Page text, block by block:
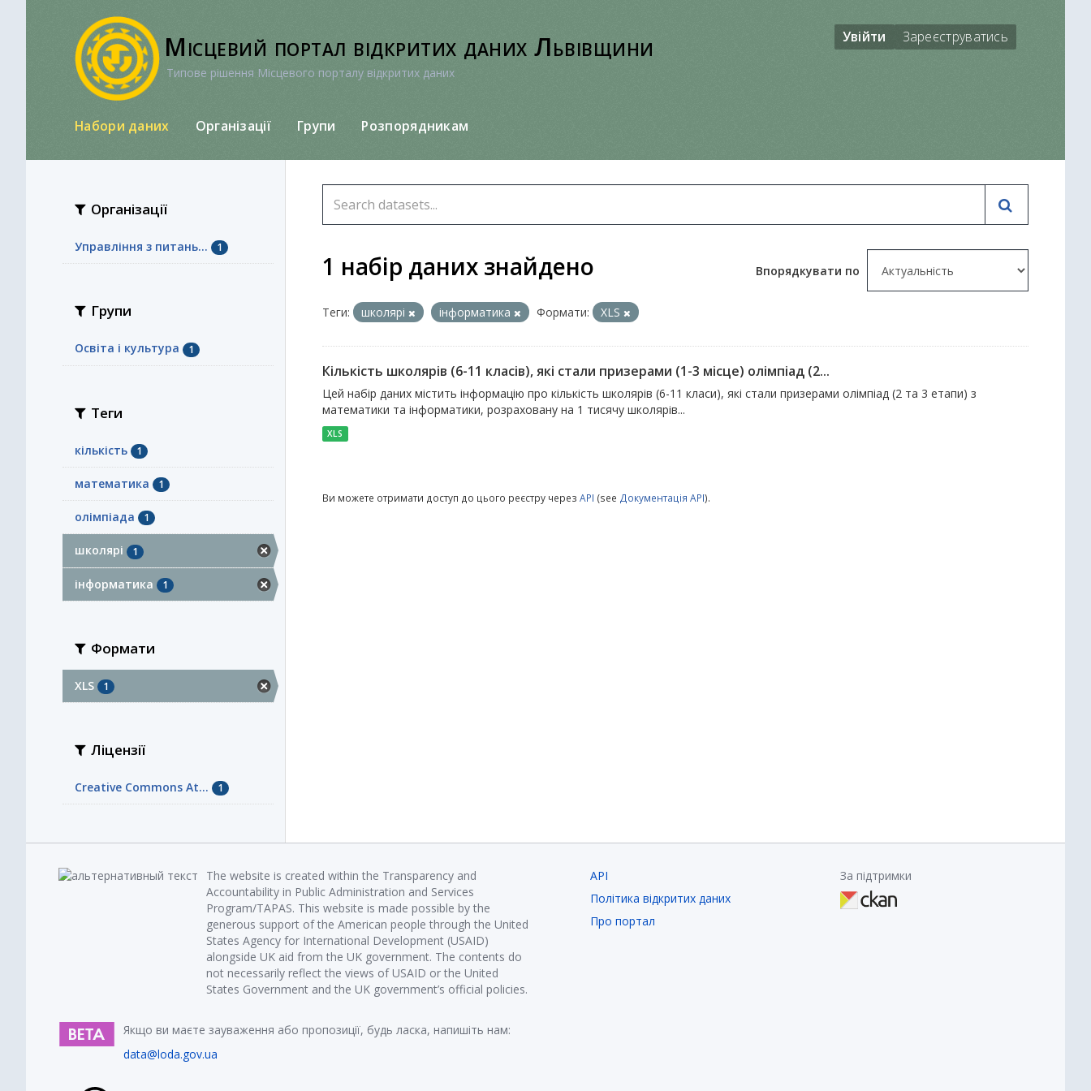
Місцевий портал відкритих даних Львівщини
Типове рішення Місцевого порталу відкритих даних
Увійти Зареєструватись
Набори даних Організації Групи Розпорядникам
Організації
Управління з питань... 1
Групи
Освіта і культура 1
Теги
кількість 1
математика 1
олімпіада 1
школярі 1
інформатика 1
Формати
XLS 1
Ліцензії
Creative Commons At... 1
Впорядкувати по
1 набір даних знайдено
Теги: школярі інформатика Формати: XLS
Кількість школярів (6-11 класів), які стали призерами (1-3 місце) олімпіад (2...
Цей набір даних містить інформацію про кількість школярів (6-11 класи), які стали призерами олімпіад (2 та 3 етапи) з
математики та інформатики, розраховану на 1 тисячу школярів...
XLS
Ви можете отримати доступ до цього реєстру через API (see Документація API).
The website is created within the Transparency and
Accountability in Public Administration and Services
Program/TAPAS. This website is made possible by the
generous support of the American people through the United
States Agency for International Development (USAID)
alongside UK aid from the UK government. The contents do
not necessarily reflect the views of USAID or the United
States Government and the UK government’s official policies.
Якщо ви маєте зауваження або пропозиції, будь ласка, напишіть нам:
data@loda.gov.ua
API
Політика відкритих даних
Про портал
За підтримки